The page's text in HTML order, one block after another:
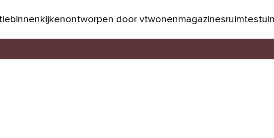
binnenkijkenontworpen door vtwonenmagazinesruimtestuin